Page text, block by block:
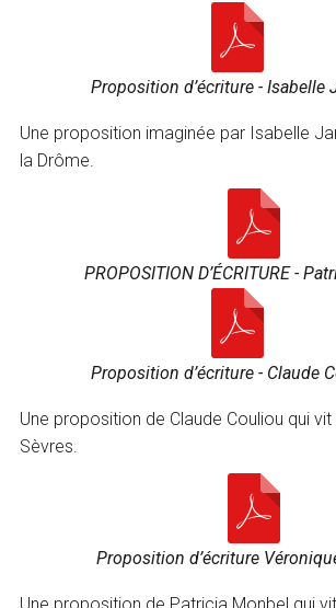
Proposition d’écriture - Isabelle
Une proposition imaginée par Isabelle
la Drôme.
PROPOSITION D’ÉCRITURE -
Proposition d’écriture - Claude
Une proposition de Claude Couliou qui vit
Sèvres.
Proposition d’écriture